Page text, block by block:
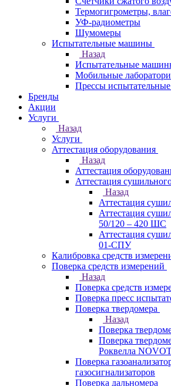
Термогигрометры,
УФ-радиометры
Шумомеры
Испытательные машины
Назад
Испытательные
Мобильные
Прессы
Бренды
Акции
Услуги
Назад
Услуги
Аттестация оборудования
Назад
Аттестация
Аттестация
Назад
Аттестация
Аттестация
50/120 – 420 ШС
Аттестация
01-СПУ
Калибровка средств
Поверка средств измерений
Назад
Поверка средств
Поверка пресс
Поверка твердомера
Назад
Поверка
Поверка
Роквелла
Поверка
газосигнализаторов
Поверка дальномера